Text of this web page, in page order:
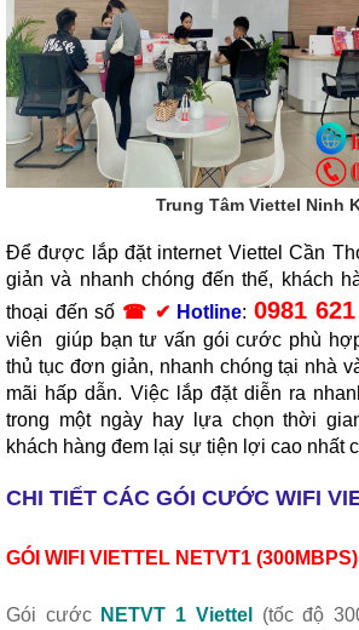
Trung Tâm Viettel Ninh
Để được lắp đặt internet Viettel Cần
giản và nhanh chóng đến thế, khách
thoại đến số ☎ ✔ Hotline: 0981
viên giúp bạn tư vấn gói cước phù
thủ tục đơn giản, nhanh chóng tại nhà
mãi hấp dẫn. Việc lắp đặt diễn ra
trong một ngày hay lựa chọn thời
khách hàng đem lại sự tiện lợi cao nhất
CHI TIẾT CÁC GÓI CƯỚC WIFI
GÓI WIFI VIETTEL NETVT1 (300MBPS)
Gói cước NETVT 1 Viettel
(tốc độ